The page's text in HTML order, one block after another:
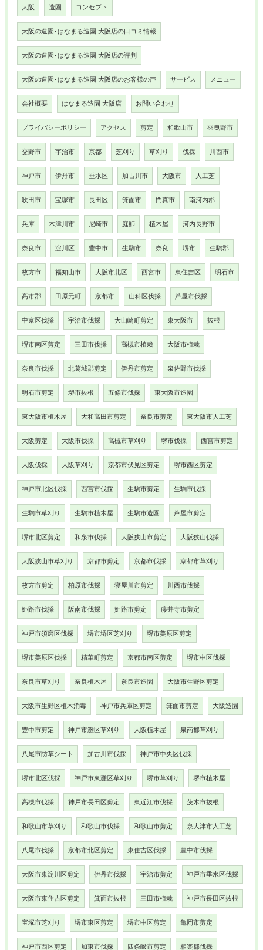
大阪 造園 コンセプト
大阪の造園･はなまる造園 大阪店の口コミ情報
大阪の造園･はなまる造園 大阪店の評判
大阪の造園･はなまる造園 大阪店のお客様の声 サービス メニュー
会社概要 はなまる造園 大阪店 お問い合わせ
プライバシーポリシー アクセス 剪定 和歌山市 羽曳野市
交野市 宇治市 京都 芝刈り 草刈り 伐採 川西市
神戸市 伊丹市 垂水区 加古川市 大阪市 人工芝
吹田市 宝塚市 長田区 箕面市 門真市 南河内郡
兵庫 木津川市 尼崎市 庭師 植木屋 河内長野市
奈良市 淀川区 豊中市 生駒市 奈良 堺市 生駒郡
枚方市 福知山市 大阪市北区 西宮市 東住吉区 明石市
高市郡 田原元町 京都市 山科区伐採 芦屋市伐採
中京区伐採 宇治市伐採 大山崎町剪定 東大阪市 抜根
堺市南区剪定 三田市伐採 高槻市植栽 大阪市植栽
奈良市伐採 北葛城郡剪定 伊丹市剪定 泉佐野市伐採
明石市剪定 堺市抜根 五條市伐採 東大阪市造園
東大阪市植木屋 大和高田市剪定 奈良市剪定 東大阪市人工芝
大阪剪定 大阪市伐採 高槻市草刈り 堺市伐採 西宮市剪定
大阪伐採 大阪草刈り 京都市伏見区剪定 堺市西区剪定
神戸市北区伐採 西宮市伐採 生駒市剪定 生駒市伐採
生駒市草刈り 生駒市植木屋 生駒市造園 芦屋市剪定
堺市北区剪定 和泉市伐採 大阪狭山市剪定 大阪狭山伐採
大阪狭山市草刈り 京都市剪定 京都市伐採 京都市草刈り
枚方市剪定 柏原市伐採 寝屋川市剪定 川西市伐採
姫路市伐採 阪南市伐採 姫路市剪定 藤井寺市剪定
神戸市須磨区伐採 堺市堺区芝刈り 堺市美原区剪定
堺市美原区伐採 精華町剪定 京都市南区剪定 堺市中区伐採
奈良市草刈り 奈良植木屋 奈良市造園 大阪市生野区剪定
大阪市生野区植木消毒 神戸市兵庫区剪定 箕面市剪定 大阪造園
豊中市剪定 神戸市灘区草刈り 大阪植木屋 泉南郡草刈り
八尾市防草シート 加古川市伐採 神戸市中央区伐採
堺市北区伐採 神戸市東灘区草刈り 堺市草刈り 堺市植木屋
高槻市伐採 神戸市長田区剪定 東近江市伐採 茨木市抜根
和歌山市草刈り 和歌山市伐採 和歌山市剪定 泉大津市人工芝
八尾市伐採 京都市北区剪定 東住吉区伐採 豊中市伐採
大阪市東淀川区剪定 伊丹市伐採 宇治市剪定 神戸市垂水区伐採
大阪市東住吉区剪定 箕面市抜根 三田市植栽 神戸市長田区抜根
宝塚市芝刈り 堺市東区剪定 堺市中区剪定 亀岡市剪定
神戸市西区剪定 加東市伐採 四条畷市剪定 相楽郡伐採